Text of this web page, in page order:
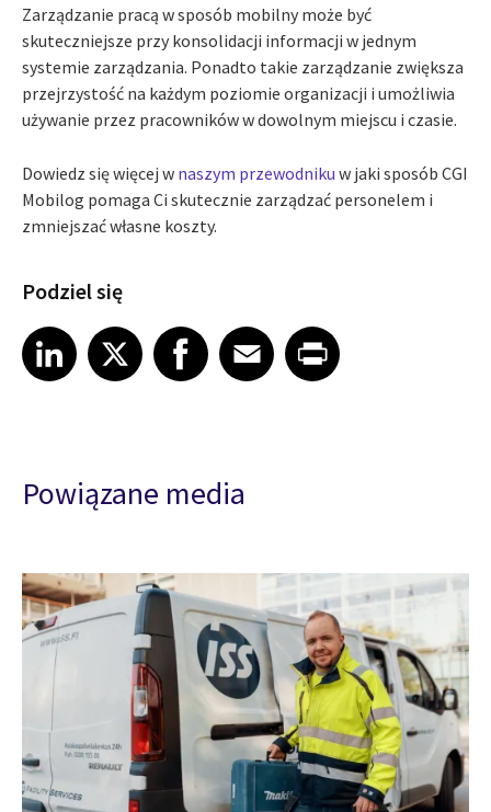
Zarządzanie pracą w sposób mobilny może być
skuteczniejsze przy konsolidacji informacji w jednym
systemie zarządzania. Ponadto takie zarządzanie zwiększa
przejrzystość na każdym poziomie organizacji i umożliwia
używanie przez pracowników w dowolnym miejscu i czasie.
Dowiedz się więcej w naszym przewodniku w jaki sposób CGI
Mobilog pomaga Ci skutecznie zarządzać personelem i
zmniejszać własne koszty.
Podziel się
Share article on LinkedIn
LinkedIn
Share article on XShare article on Facebook
Facebook
Share article on Email
EmailShare article on Print
Powiązane media